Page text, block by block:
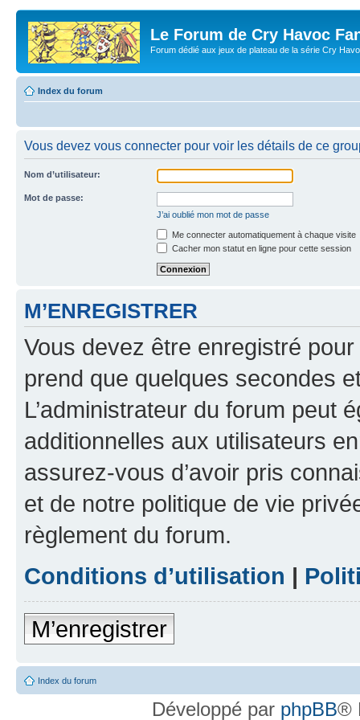
Le Forum de Cry Havoc
Forum dédié aux jeux de plateau de la série Cry
Index du forum
Vous devez vous connecter pour voir les détails de ce
Nom d’utilisateur:
Mot de passe:
J’ai oublié mon mot de passe
Me connecter automatiquement à chaque visite
Cacher mon statut en ligne pour cette session
M’ENREGISTRER
Vous devez être enregistré
prend que quelques secondes
L’administrateur du forum peut
additionnelles aux utilisateurs
assurez-vous d’avoir pris
et de notre politique de vie
règlement du forum.
Conditions d’utilisation |
M’enregistrer
Index du forum
Développé par phpBB®